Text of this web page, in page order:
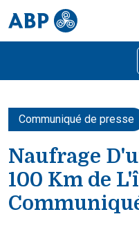
Communiqué de presse
Naufrage
100 Km de